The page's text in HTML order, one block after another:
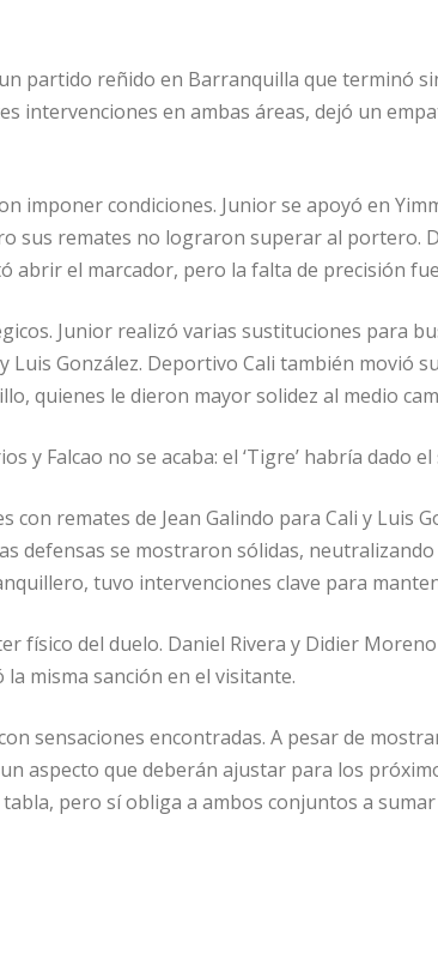
partido reñido en Barranquilla que terminó
intervenciones en ambas áreas, dejó un
imponer condiciones. Junior se apoyó en
sus remates no lograron superar al portero.
abrir el marcador, pero la falta de precisión
Junior realizó varias sustituciones para
González. Deportivo Cali también movió
quienes le dieron mayor solidez al medio
y Falcao no se acaba: el ‘Tigre’ habría dado
remates de Jean Galindo para Cali y Luis
defensas se mostraron sólidas,
tuvo intervenciones clave para
físico del duelo. Daniel Rivera y Didier
misma sanción en el visitante.
sensaciones encontradas. A pesar de
aspecto que deberán ajustar para los
pero sí obliga a ambos conjuntos a